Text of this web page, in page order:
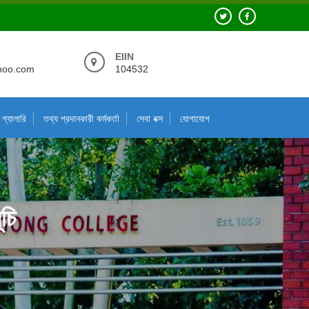
EIIN
104532
গ্যালারি তথ্য প্রদানকারী কর্মকর্তা সেবা বক্স যোগাযোগ